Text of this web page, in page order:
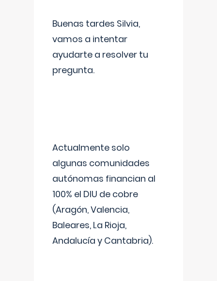
Buenas tardes Silvia,
vamos a intentar
ayudarte a resolver tu
pregunta.
Actualmente solo
algunas comunidades
autónomas financian al
100% el DIU de cobre
(Aragón, Valencia,
Baleares, La Rioja,
Andalucía y Cantabria).